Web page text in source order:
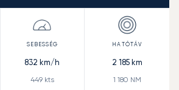
832 km/h
449kts
2 185km
1 180 NM